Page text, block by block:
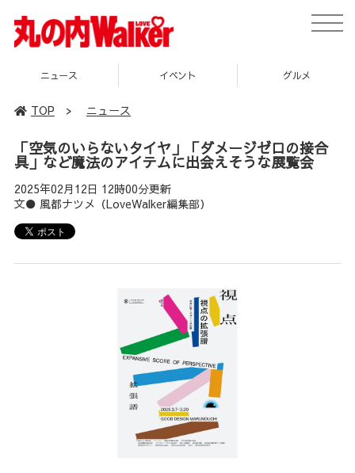
toggle
ニュース イベント グルメ
TOP > ニュース
「空気のいらないタイヤ」「ダメージゼロの接合
具」など魔法のアイテムに出会えそうな展覧会
2025年02月12日 12時00分更新
文● 風都ナツメ（LoveWalker編集部）